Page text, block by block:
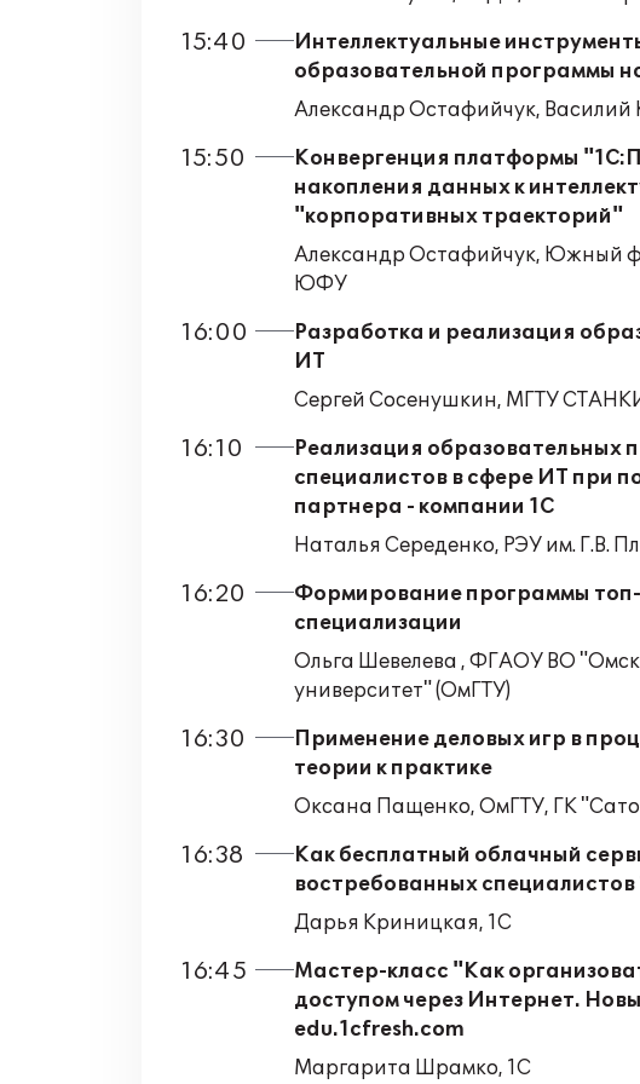
15:40
Интеллектуальные
образовательной программы
Александр Остафийчук,
15:50
Конвергенция платформы
накопления данных к
"корпоративных траекторий"
Александр Остафийчук, Южный
ЮФУ
16:00
Разработка и реализация
ИТ
Сергей Сосенушкин, МГТУ
16:10
Реализация образовательных
специалистов в сфере ИТ при
партнера - компании 1С
Наталья Середенко, РЭУ им. Г.В.
16:20
Формирование программы
специализации
Ольга Шевелева , ФГАОУ ВО
университет" (ОмГТУ)
16:30
Применение деловых игр в
теории к практике
Оксана Пащенко, ОмГТУ, ГК
16:38
Как бесплатный облачный
востребованных специалистов
Дарья Криницкая, 1С
16:45
Мастер-класс "Как
доступом через Интернет.
edu.1cfresh.com
Маргарита Шрамко, 1С